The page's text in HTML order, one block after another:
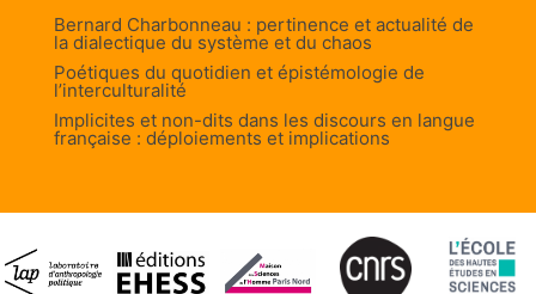
Bernard Charbonneau : pertinence et actualité de
la dialectique du système et du chaos
Poétiques du quotidien et épistémologie de
l’interculturalité
Implicites et non-dits dans les discours en langue
française : déploiements et implications